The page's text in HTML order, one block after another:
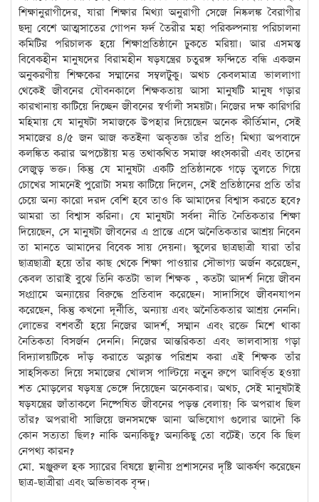
শিক্ষানুরাগীদের, যারা শিক্ষার মিথ্যা অনুরাগী সেজে নিষ্কলঙ্ক বৈরাগীর
ছদ্ম বেশে আত্মসাতের গোপন ফর্দ তৈরীর মহা পরিকল্পনায় পরিচালনা
কমিটির পরিচালক হয়ে শিক্ষাপ্রতিষ্ঠানে ঢুকতে মরিয়া। আর এসমস্ত
বিবেকহীন মানুষদের বিরামহীন ষড়যন্ত্রের চতুরঙ্গ ফন্দিতে বন্ধি একজন
অনুকরণীয় শিক্ষকের সম্মানের সম্বলটুকু। অথচ কেবলমাত্র ভাললাগা
থেকেই জীবনের যৌবনকালে শিক্ষকতায় আসা মানুষটি মানুষ গড়ার
কারখানায় কাটিয়ে দিচ্ছেন জীবনের স্বর্ণালী সময়টা। নিজের দক্ষ কারিগরি
মহিমায় যে মানুষটা সমাজকে উপহার দিয়েছেন অনেক কীর্তিমান, সেই
সমাজের ৪/৫ জন আজ কতইনা অকৃতজ্ঞ তাঁর প্রতি! মিথ্যা অপবাদে
কলঙ্কিত করার অপচেষ্টায় মত্ত তথাকথিত সমাজ ধ্বংসকারী এবং তাদের
লেজুড় ভক্ত। কিন্তু যে মানুষটা একটি প্রতিষ্ঠানকে গড়ে তুলতে গিয়ে
চোখের সামনেই পুরোটা সময় কাটিয়ে দিলেন, সেই প্রতিষ্ঠানের প্রতি তাঁর
চেয়ে অন্য কারো দরদ বেশি হবে তাও কি আমাদের বিশ্বাস করতে হবে?
আমরা তা বিশ্বাস করিনা। যে মানুষটা সর্বদা নীতি নৈতিকতার শিক্ষা
দিয়েছেন, সে মানুষটা জীবনের এ প্রান্তে এসে অনৈতিকতার আশ্রয় নিবেন
তা মানতে আমাদের বিবেক সায় দেয়না। স্কুলের ছাত্রছাত্রী যারা তাঁর
ছাত্রছাত্রী হয়ে তাঁর কাছ থেকে শিক্ষা পাওয়ার সৌভাগ্য অর্জন করেছেন,
কেবল তারাই বুঝে তিনি কতটা ভাল শিক্ষক , কতটা আদর্শ নিয়ে জীবন
সংগ্রামে অন্যায়ের বিরুদ্ধে প্রতিবাদ করেছেন। সাদাসিধে জীবনযাপন
করেছেন, কিন্তু কখনো দূর্নীতি, অন্যায় এবং অনৈতিকতার আশ্রয় নেননি।
লোভের বশবর্তী হয়ে নিজের আদর্শ, সম্মান এবং রক্তে মিশে থাকা
নৈতিকতা বিসর্জন দেননি। নিজের আন্তরিকতা এবং ভালবাসায় গড়া
বিদ্যালয়টিকে দাঁড় করাতে অক্লান্ত পরিশ্রম করা এই শিক্ষক তাঁর
সাহসিকতা দিয়ে সমাজের খোলস পাল্টিয়ে নতুন রুপে আবির্ভূত হওয়া
শত মোড়লের ষড়যন্ত্র ভেঙ্গে দিয়েছেন অনেকবার। অথচ, সেই মানুষটাই
ষড়যন্ত্রের জাঁতাকলে নিষ্পেষিত জীবনের পড়ন্ত বেলায়! কি অপরাধ ছিল
তাঁর? অপরাধী সাজিয়ে জনসমক্ষে আনা অভিযোগ গুলোর আদৌ কি
কোন সত্যতা ছিল? নাকি অন্যকিছু? অন্যকিছু তো বটেই। তবে কি ছিল
নেপথ্য কারন?
মো. মঞ্জুরুল হক স্যারের বিষয়ে স্থানীয় প্রশাসনের দৃষ্টি আকর্ষণ করেছেন
ছাত্র-ছাত্রীরা এবং অভিভাবক বৃন্দ।